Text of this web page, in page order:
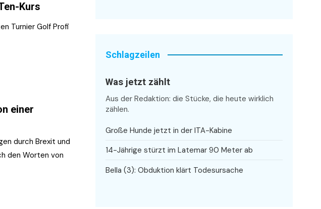
Kurs
Turnier Golf Profi
einer
durch Brexit und
den Worten von
Schlagzeilen
Was jetzt zählt
Aus der Redaktion: die Stücke, die heute wirklich
zählen.
Große Hunde jetzt in der ITA-Kabine
14-Jährige stürzt im Latemar 90 Meter ab
Bella (3): Obduktion klärt Todesursache